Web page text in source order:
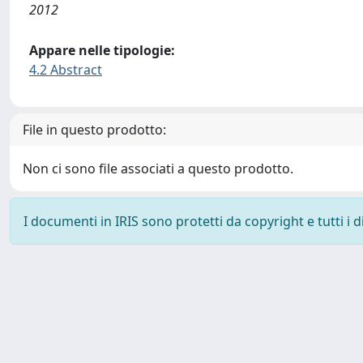
2012
Appare nelle tipologie:
4.2 Abstract
File in questo prodotto:
Non ci sono file associati a questo prodotto.
I documenti in IRIS sono protetti da copyright e tutti i